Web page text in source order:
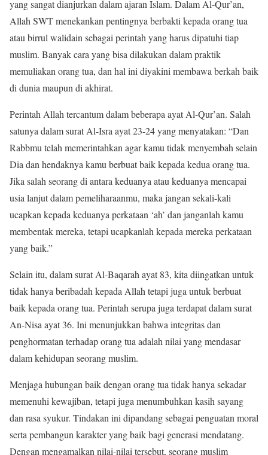
yang sangat dianjurkan dalam ajaran Islam. Dalam Al-Qur’an,
Allah SWT menekankan pentingnya berbakti kepada orang tua
atau birrul walidain sebagai perintah yang harus dipatuhi tiap
muslim. Banyak cara yang bisa dilakukan dalam praktik
memuliakan orang tua, dan hal ini diyakini membawa berkah baik
di dunia maupun di akhirat.
Perintah Allah tercantum dalam beberapa ayat Al-Qur’an. Salah
satunya dalam surat Al-Isra ayat 23-24 yang menyatakan: “Dan
Rabbmu telah memerintahkan agar kamu tidak menyembah selain
Dia dan hendaknya kamu berbuat baik kepada kedua orang tua.
Jika salah seorang di antara keduanya atau keduanya mencapai
usia lanjut dalam pemeliharaanmu, maka jangan sekali-kali
ucapkan kepada keduanya perkataan ‘ah’ dan janganlah kamu
membentak mereka, tetapi ucapkanlah kepada mereka perkataan
yang baik.”
Selain itu, dalam surat Al-Baqarah ayat 83, kita diingatkan untuk
tidak hanya beribadah kepada Allah tetapi juga untuk berbuat
baik kepada orang tua. Perintah serupa juga terdapat dalam surat
An-Nisa ayat 36. Ini menunjukkan bahwa integritas dan
penghormatan terhadap orang tua adalah nilai yang mendasar
dalam kehidupan seorang muslim.
Menjaga hubungan baik dengan orang tua tidak hanya sekadar
memenuhi kewajiban, tetapi juga menumbuhkan kasih sayang
dan rasa syukur. Tindakan ini dipandang sebagai penguatan moral
serta pembangun karakter yang baik bagi generasi mendatang.
Dengan mengamalkan nilai-nilai tersebut, seorang muslim